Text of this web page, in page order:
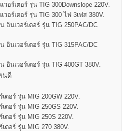
อร์เตอร์ รุ่น TIG 300Downslope 220V.
วอร์เตอร์ รุ่น TIG 300 ไฟ 3เฟส 380V.
อินเวอร์เตอร์ รุ่น TIG 250PAC/DC
อินเวอร์เตอร์ รุ่น TIG 315PAC/DC
อินเวอร์เตอร์ รุ่น TIG 400GT 380V.
นดี
ตอร์ รุ่น MIG 200GW 220V.
ตอร์ รุ่น MIG 250GS 220V.
ตอร์ รุ่น MIG 250S 220V.
ตอร์ รุ่น MIG 270 380V.